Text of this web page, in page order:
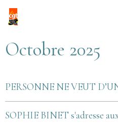
Octobre 2025
PERSONNE NE VEUT
SOPHIE BINET s'adresse